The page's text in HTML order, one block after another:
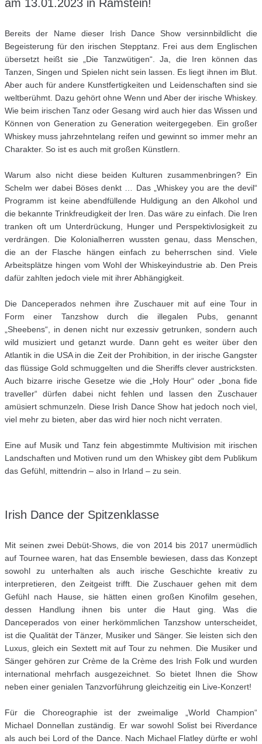
am 13.01.2023 in Ramstein!
Bereits der Name dieser Irish Dance Show versinnbildlicht die
Begeisterung für den irischen Stepptanz. Frei aus dem Englischen
übersetzt heißt sie „Die Tanzwütigen“. Ja, die Iren können das
Tanzen, Singen und Spielen nicht sein lassen. Es liegt ihnen im Blut.
Aber auch für andere Kunstfertigkeiten und Leidenschaften sind sie
weltberühmt. Dazu gehört ohne Wenn und Aber der irische Whiskey.
Wie beim irischen Tanz oder Gesang wird auch hier das Wissen und
Können von Generation zu Generation weitergegeben. Ein großer
Whiskey muss jahrzehntelang reifen und gewinnt so immer mehr an
Charakter. So ist es auch mit großen Künstlern.
Warum also nicht diese beiden Kulturen zusammenbringen? Ein
Schelm wer dabei Böses denkt … Das „Whiskey you are the devil“
Programm ist keine abendfüllende Huldigung an den Alkohol und
die bekannte Trinkfreudigkeit der Iren. Das wäre zu einfach. Die Iren
tranken oft um Unterdrückung, Hunger und Perspektivlosigkeit zu
verdrängen. Die Kolonialherren wussten genau, dass Menschen,
die an der Flasche hängen einfach zu beherrschen sind. Viele
Arbeitsplätze hingen vom Wohl der Whiskeyindustrie ab. Den Preis
dafür zahlten jedoch viele mit ihrer Abhängigkeit.
Die Danceperados nehmen ihre Zuschauer mit auf eine Tour in
Form einer Tanzshow durch die illegalen Pubs, genannt
„Sheebens“, in denen nicht nur exzessiv getrunken, sondern auch
wild musiziert und getanzt wurde. Dann geht es weiter über den
Atlantik in die USA in die Zeit der Prohibition, in der irische Gangster
das flüssige Gold schmuggelten und die Sheriffs clever austricksten.
Auch bizarre irische Gesetze wie die „Holy Hour“ oder „bona fide
traveller“ dürfen dabei nicht fehlen und lassen den Zuschauer
amüsiert schmunzeln. Diese Irish Dance Show hat jedoch noch viel,
viel mehr zu bieten, aber das wird hier noch nicht verraten.
Eine auf Musik und Tanz fein abgestimmte Multivision mit irischen
Landschaften und Motiven rund um den Whiskey gibt dem Publikum
das Gefühl, mittendrin – also in Irland – zu sein.
Irish Dance der Spitzenklasse
Mit seinen zwei Debüt-Shows, die von 2014 bis 2017 unermüdlich
auf Tournee waren, hat das Ensemble bewiesen, dass das Konzept
sowohl zu unterhalten als auch irische Geschichte kreativ zu
interpretieren, den Zeitgeist trifft. Die Zuschauer gehen mit dem
Gefühl nach Hause, sie hätten einen großen Kinofilm gesehen,
dessen Handlung ihnen bis unter die Haut ging. Was die
Danceperados von einer herkömmlichen Tanzshow unterscheidet,
ist die Qualität der Tänzer, Musiker und Sänger. Sie leisten sich den
Luxus, gleich ein Sextett mit auf Tour zu nehmen. Die Musiker und
Sänger gehören zur Crème de la Crème des Irish Folk und wurden
international mehrfach ausgezeichnet. So bietet Ihnen die Show
neben einer genialen Tanzvorführung gleichzeitig ein Live-Konzert!
Für die Choreographie ist der zweimalige „World Champion“
Michael Donnellan zuständig. Er war sowohl Solist bei Riverdance
als auch bei Lord of the Dance. Nach Michael Flatley dürfte er wohl